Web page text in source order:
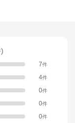
)
7件
4件
0件
0件
0件